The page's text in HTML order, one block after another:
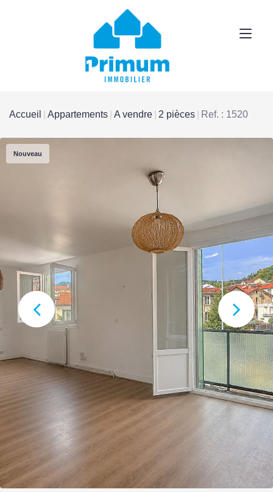
Accueil Appartements A vendre 2 pièces Ref. : 1520
Nouveau